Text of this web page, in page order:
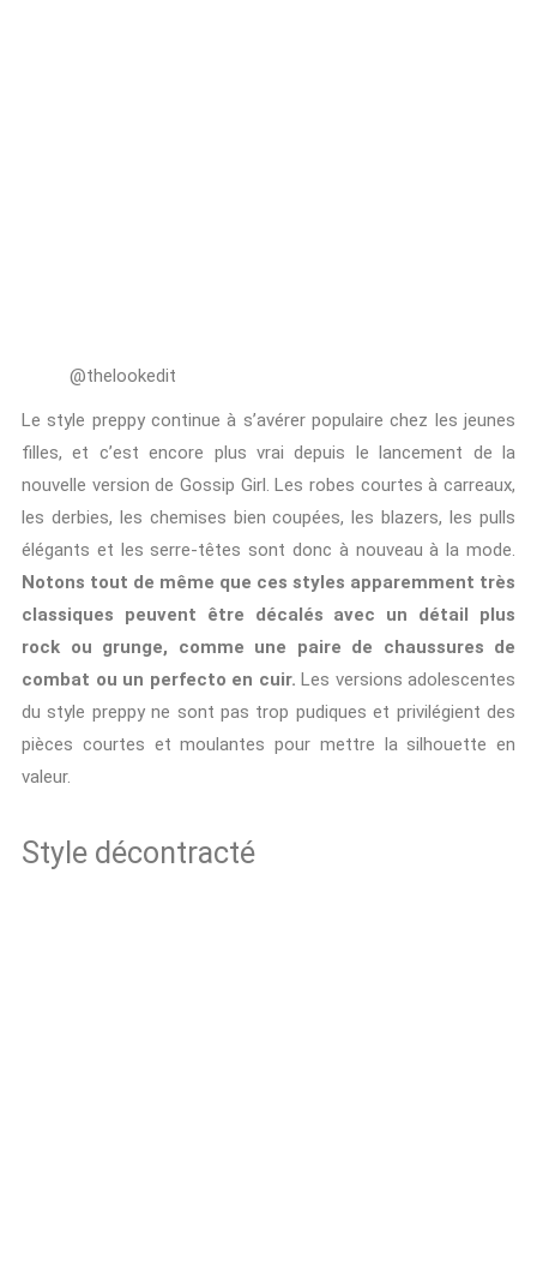
@thelookedit
Le style preppy continue à s’avérer populaire chez les jeunes
filles, et c’est encore plus vrai depuis le lancement de la
nouvelle version de Gossip Girl. Les robes courtes à carreaux,
les derbies, les chemises bien coupées, les blazers, les pulls
élégants et les serre-têtes sont donc à nouveau à la mode.
Notons tout de même que ces styles apparemment très
classiques peuvent être décalés avec un détail plus
rock ou grunge, comme une paire de chaussures de
combat ou un perfecto en cuir. Les versions adolescentes
du style preppy ne sont pas trop pudiques et privilégient des
pièces courtes et moulantes pour mettre la silhouette en
valeur.
Style décontracté